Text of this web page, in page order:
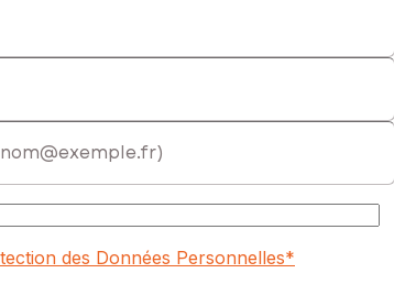
des Données Personnelles*